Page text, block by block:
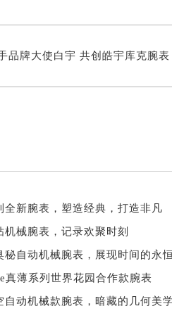
品牌大使白宇 共创皓宇库克腕表
全新腕表，塑造经典，打造非凡
机械腕表，记录欢聚时刻
秘自动机械腕表，展现时间的永
真薄系列世界花园合作款腕表
自动机械款腕表，暗藏的几何美